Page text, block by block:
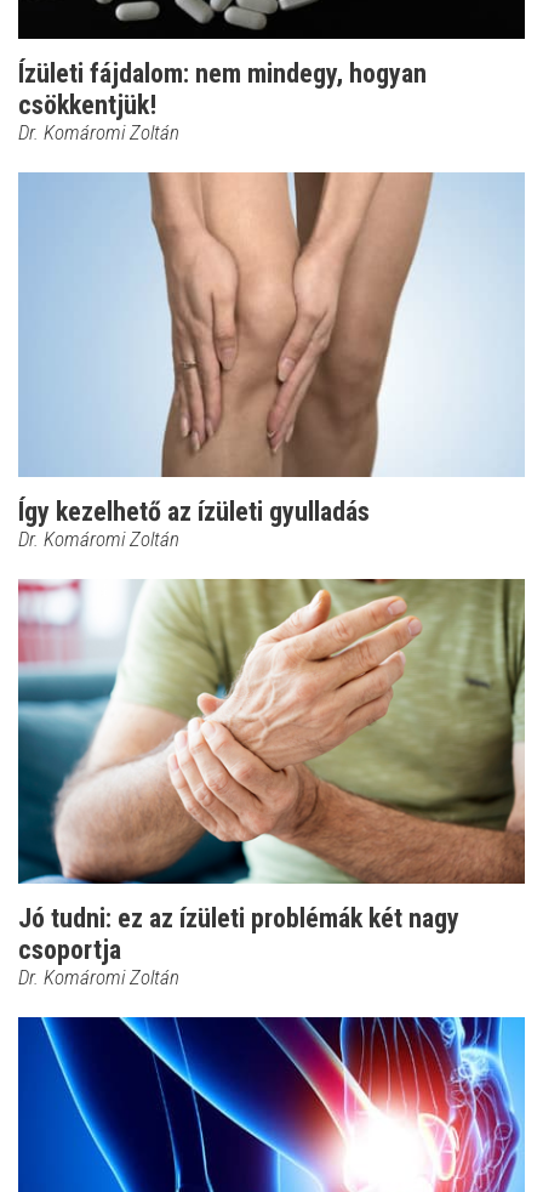
Ízületi fájdalom: nem mindegy, hogyan
csökkentjük!
Dr. Komáromi Zoltán
Így kezelhető az ízületi gyulladás
Dr. Komáromi Zoltán
Jó tudni: ez az ízületi problémák két nagy
csoportja
Dr. Komáromi Zoltán